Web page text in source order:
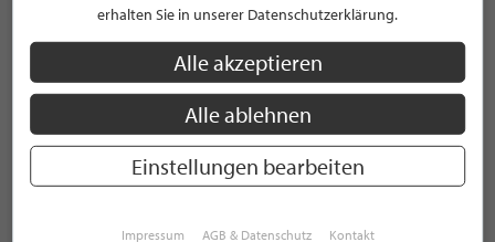
von exklusiven Neuigkeiten, TrendsundAngeboten
Mit der Anmeldung für unseren Newsletter stimmen Sie
Datenschutzbestimmungenzu. Eine
ist jederzeit möglich.
erhalten Sie in unserer Datenschutzerklärung.
Alle akzeptieren
Alle ablehnen
Einstellungen bearbeiten
Impressum AGB & Datenschutz Kontakt